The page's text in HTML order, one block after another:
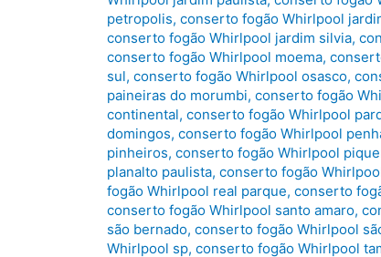
petropolis, conserto fogão Whirlpool
conserto fogão Whirlpool jardim silvia,
conserto fogão Whirlpool moema,
sul, conserto fogão Whirlpool osasco,
paineiras do morumbi, conserto fogão
continental, conserto fogão Whirlpool
domingos, conserto fogão Whirlpool
pinheiros, conserto fogão Whirlpool
planalto paulista, conserto fogão
fogão Whirlpool real parque, conserto
conserto fogão Whirlpool santo amaro,
são bernado, conserto fogão Whirlpool
Whirlpool sp, conserto fogão Whirlpool